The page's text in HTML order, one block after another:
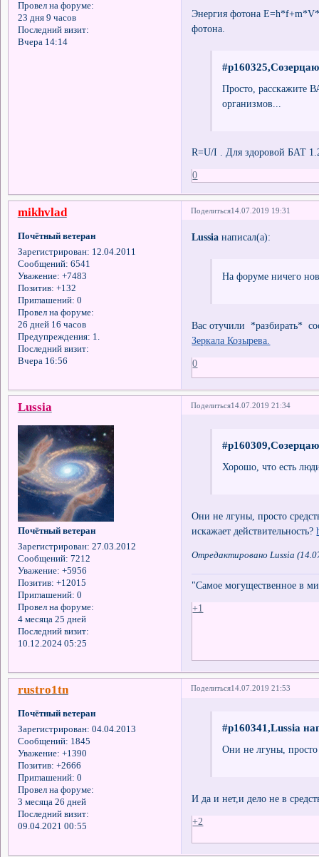
Провел на форуме:
23 дня 9 часов
Последний визит:
Вчера 14:14
Энергия фотона
фотона.
Просто, расскажите
организмов...
R=U/I . Для здоровой БАТ
0
Поделиться14.07.2019 19:31
mikhvlad
Почётный ветеран
Зарегистрирован: 12.04.2011
Сообщений: 6541
Уважение: +7483
Позитив: +132
Приглашений: 0
Провел на форуме:
26 дней 16 часов
Предупреждения: 1.
Последний визит:
Вчера 16:56
Lussiaнаписал(а):
На форуме ничего
Вас отучили *разбирать*
Зеркала Козырева.
0
Поделиться14.07.2019 21:34
Lussia
Почётный ветеран
Зарегистрирован: 27.03.2012
Сообщений: 7212
Уважение: +5956
Позитив: +12015
Приглашений: 0
Провел на форуме:
4 месяца 25 дней
Последний визит:
10.12.2024 05:25
Хорошо, что есть
Они не лгуны, просто
искажает действительность?
Отредактировано Lussia
"Самое могущественное в
+1
Поделиться14.07.2019 21:53
rustro1tn
Почётный ветеран
Зарегистрирован: 04.04.2013
Сообщений: 1845
Уважение: +1390
Позитив: +2666
Приглашений: 0
Провел на форуме:
3 месяца 26 дней
Последний визит:
09.04.2021 00:55
#p160341,Lussia
Они не лгуны, просто
И да и нет,и дело не в
+2